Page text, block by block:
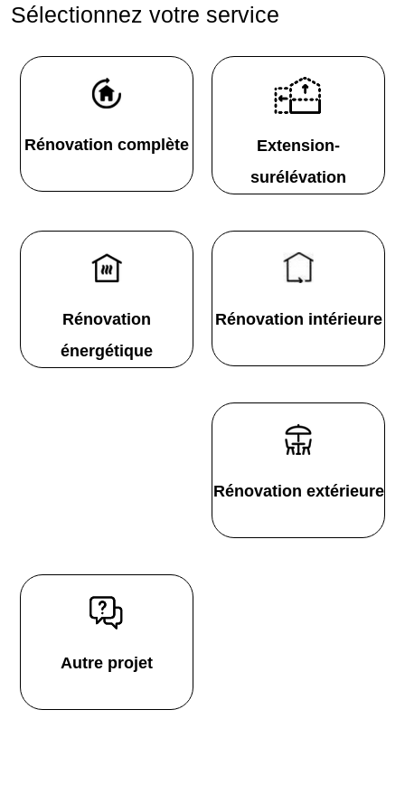
Sélectionnez votre service
Rénovation complète
Extension-
surélévation
Rénovation
énergétique
Rénovation intérieure
Rénovation extérieure
Autre projet